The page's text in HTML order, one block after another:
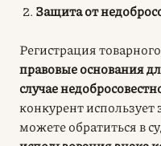
Защита от
Регистрация
правовые основания
случае
конкурент
можете обратиться в